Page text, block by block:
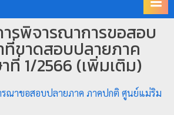
ท
ะ
เ
บี
น
Rajabhat
University
รพิจารณาการขอสอบ
ขาดสอบปลายภาค
ที่ 1/2566 (เพิ่มเติม)
รณาขอสอบปลายภาค ภาคปกติ ศูนย์แม่ริม